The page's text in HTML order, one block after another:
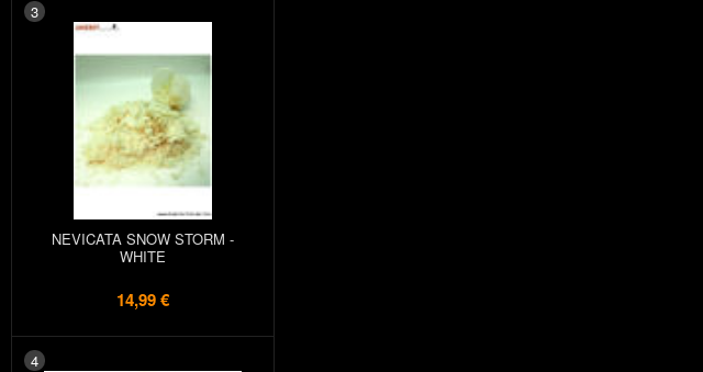
3
NEVICATA SNOW STORM -
WHITE
14,99 €
4